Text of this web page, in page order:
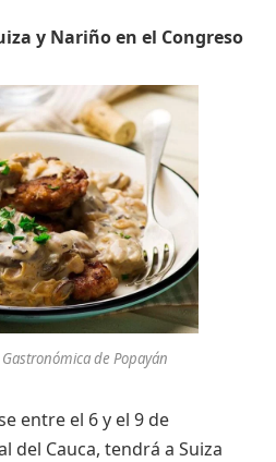
y Nariño en el Congreso
de Popayán
entre el 6 y el 9 de
del Cauca, tendrá a Suiza